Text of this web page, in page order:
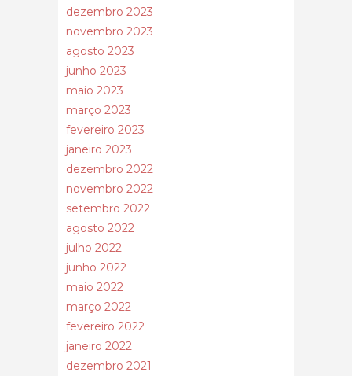
dezembro 2023
novembro 2023
agosto 2023
junho 2023
maio 2023
março 2023
fevereiro 2023
janeiro 2023
dezembro 2022
novembro 2022
setembro 2022
agosto 2022
julho 2022
junho 2022
maio 2022
março 2022
fevereiro 2022
janeiro 2022
dezembro 2021